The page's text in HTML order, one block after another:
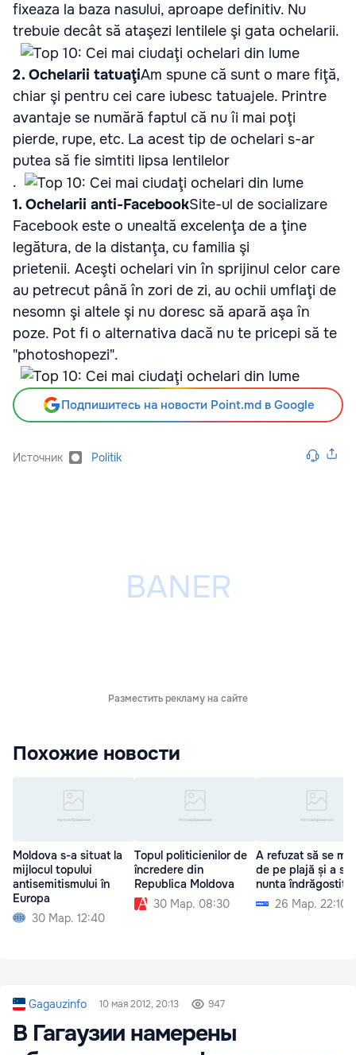
fixeaza la baza nasului, aproape definitiv. Nu
trebuie decât să ataşezi lentilele şi gata ochelarii.
2. Ochelarii tatuaţiAm spune că sunt o mare fiţă,
chiar şi pentru cei care iubesc tatuajele. Printre
avantaje se numără faptul că nu îi mai poţi
pierde, rupe, etc. La acest tip de ochelari s-ar
putea să fie simtiti lipsa lentilelor
.
1. Ochelarii anti-FacebookSite-ul de socializare
Facebook este o unealtă excelenţa de a ţine
legătura, de la distanţa, cu familia şi
prietenii. Aceşti ochelari vin în sprijinul celor care
au petrecut până în zori de zi, au ochii umflaţi de
nesomn şi altele şi nu doresc să apară aşa în
poze. Pot fi o alternativa dacă nu te pricepi să te
"photoshopezi".
Подпишитесь на новости Point.md в Google
Источник Politik
Разместить рекламу на сайте
Похожие новости
Moldova s-a situat la
mijlocul topului
antisemitismului în
Europa
30 Мар. 12:40
Topul politicienilor de
încredere din
Republica Moldova
30 Мар. 08:30
A refuzat să se
de pe plajă și a
nunta
26 Мар. 22:10
Gagauzinfo 10 мая 2012, 20:13 947
В Гагаузии намерены